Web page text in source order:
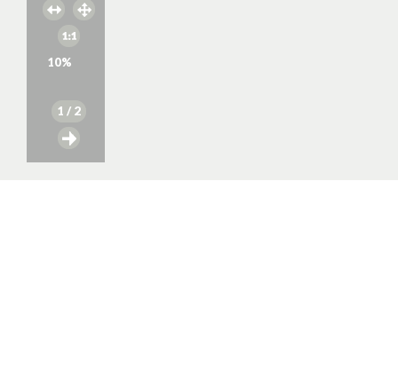
10%
1 / 2